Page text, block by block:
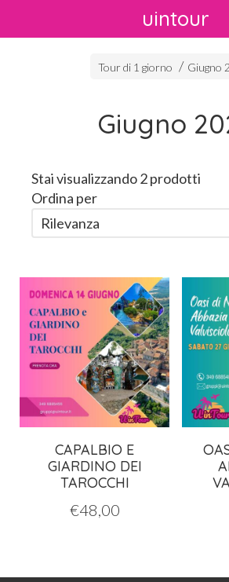
uintour
Tour di 1 giorno Giugno
Giugno
Stai visualizzando 2 prodotti
Ordina per
Rilevanza
CAPALBIO E
GIARDINO DEI
TAROCCHI
€48,00